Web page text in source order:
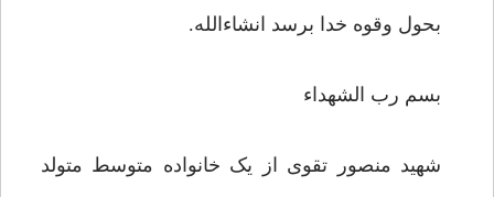
بحول وقوه خدا برسد انشاءالله.
بسم رب الشهداء
شهید منصور تقوی از یک خانواده متوسط متولد